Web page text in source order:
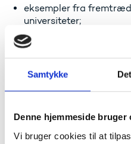
Samtykke
Denne hjemmeside bruger
Vi bruger cookies til at
eksempler fra
universiteter;
forslag til, hvordan
praksisser i en dansk
Danmark har et
blive rangeret som en af
internationale
mennesker i verden, er
til hele verden.